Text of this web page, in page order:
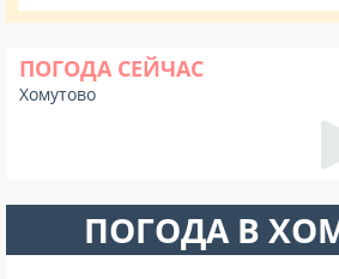
ПОГОДА СЕЙЧАС
Хомутово
ПОГОДА В